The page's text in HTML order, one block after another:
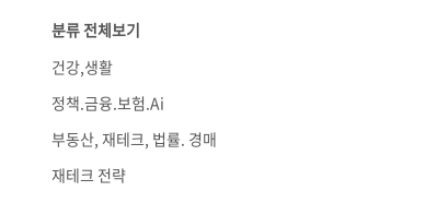
분류 전체보기
건강,생활
정책.금융.보험.Ai
부동산, 재테크, 법률. 경매
재테크 전략